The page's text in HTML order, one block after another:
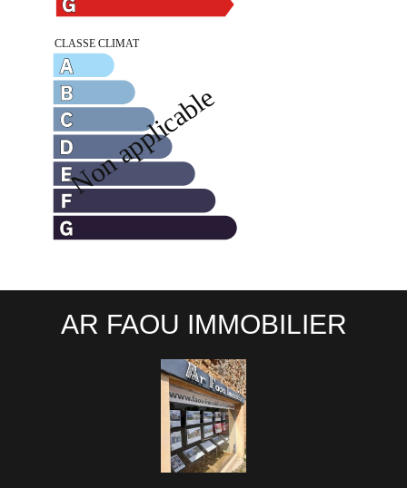
AR FAOU IMMOBILIER